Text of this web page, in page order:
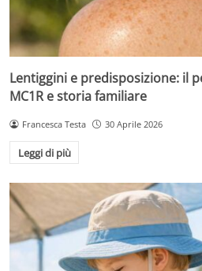
Lentiggini e predisposizione: il
MC1R e storia familiare
Francesca Testa 30 Aprile 2026
Leggi di più